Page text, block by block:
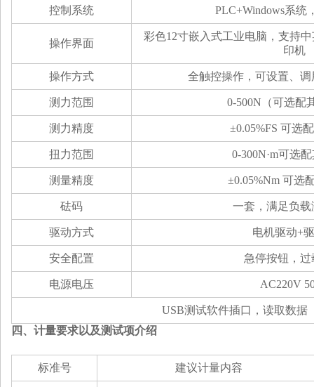
控制系统 PLC+Windows系统
操作界面
彩色12寸嵌入式工业电脑， 支持
印机
操作方式 全触控操作，可设置、
测力范围 0-500N（可选配
测力精度 ±0.05%FS 可选
扭力范围 0-300N·m可选
测量精度 ±0.05%Nm 可选
砝码 一套，满足负载
驱动方式 电机驱动+
安全配置 急停按钮，过
电源电压 AC220V
USB测试软件插口，读取数据
四、计量要求以及测试项介绍
标准号 建议计量内容